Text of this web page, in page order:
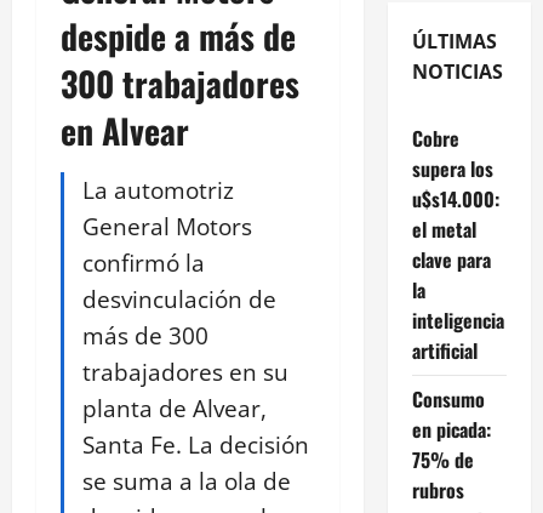
despide a más de
300 trabajadores
en Alvear
La automotriz
General Motors
confirmó la
desvinculación de
más de 300
trabajadores en su
planta de Alvear,
Santa Fe. La decisión
se suma a la ola de
ÚLTIMAS
NOTICIAS
Cobre
supera los
u$s14.000:
el metal
clave para
la
inteligencia
artificial
Consumo
en picada:
75% de
rubros